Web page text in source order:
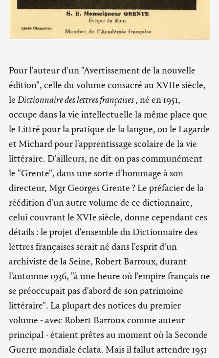
Pour l'auteur d'un "Avertissement de la nouvelle
édition", celle du volume consacré au XVIIe siècle,
le Dictionnaire des lettres françaises, né en 1951,
occupe dans la vie intellectuelle la même place que
le Littré pour la pratique de la langue, ou le Lagarde
et Michard pour l'apprentissage scolaire de la vie
littéraire. D'ailleurs, ne dit-on pas communément
le "Grente", dans une sorte d'hommage à son
directeur, Mgr Georges Grente ? Le préfacier de la
réédition d'un autre volume de ce dictionnaire,
celui couvrant le XVIe siècle, donne cependant ces
détails : le projet d'ensemble du Dictionnaire des
lettres françaises serait né dans l'esprit d'un
archiviste de la Seine, Robert Barroux, durant
l'automne 1936, "à une heure où l'empire français ne
se préoccupait pas d'abord de son patrimoine
littéraire". La plupart des notices du premier
volume - avec Robert Barroux comme auteur
principal - étaient prêtes au moment où la Seconde
Guerre mondiale éclata. Mais il fallut attendre 1951